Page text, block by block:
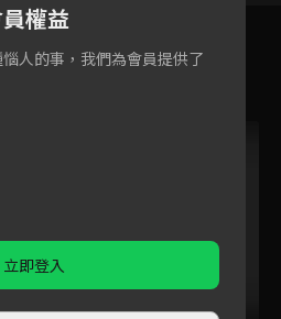
26
權益
人的事，我們為會員提供了
立即登入